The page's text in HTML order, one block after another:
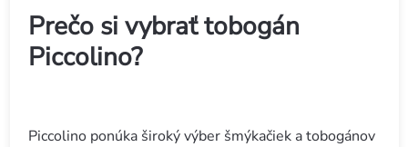
Prečo si vybrať tobogán
Piccolino?
Piccolino ponúka široký výber šmýkačiek a tobogánov